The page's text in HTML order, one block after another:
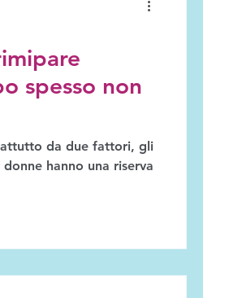
spesso non
da due fattori, gli
hanno una riserva